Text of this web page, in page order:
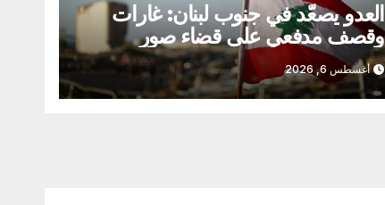
العدو يصعّد في جنوب لبنان: غارات
وقصف مدفعي على قضاء صور
أغسطس 6, 2026